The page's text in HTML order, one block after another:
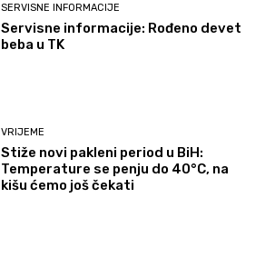
SERVISNE INFORMACIJE
Servisne informacije: Rođeno devet
beba u TK
VRIJEME
Stiže novi pakleni period u BiH:
Temperature se penju do 40°C, na
kišu ćemo još čekati